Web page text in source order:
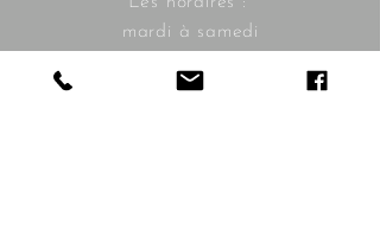
mardi à samedi